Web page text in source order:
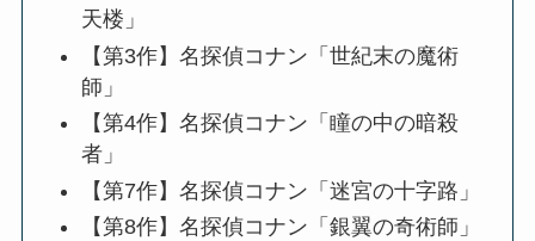
天楼」
【第3作】名探偵コナン「世紀末の魔術
師」
【第4作】名探偵コナン「瞳の中の暗殺
者」
【第7作】名探偵コナン「迷宮の十字路」
【第8作】名探偵コナン「銀翼の奇術師」